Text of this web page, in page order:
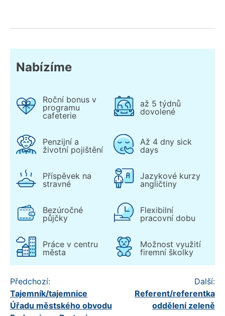
Nabízíme
Roční bonus v
programu
cafeterie
až 5 týdnů
dovolené
Penzijní a
životní pojištění
Až 4 dny sick
days
Příspěvek na
stravné
Jazykové kurzy
angličtiny
Bezúročné
půjčky
Flexibilní
pracovní dobu
Práce v centru
města
Možnost využití
firemní školky
Navigace
pro
Předchozí:
Tajemník/tajemnice
Úřadu městského obvodu
Další:
Referent/referentka
oddělení zeleně